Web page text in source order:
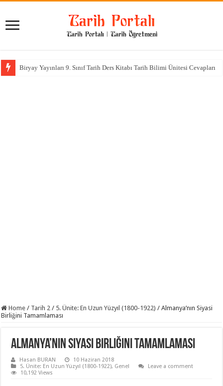
Biryay Yayınları 9. Sınıf Tarih Ders Kitabı Tarih Bilimi Ünitesi Cevapları
Home / Tarih 2 / 5. Ünite: En Uzun Yüzyıl (1800-1922) / Almanya’nın Siyasi
Birliğini Tamamlaması
Almanya’nın Siyasi Birliğini Tamamlaması
Hasan BURAN
10 Haziran 2018
5. Ünite: En Uzun Yüzyıl (1800-1922), Genel
Leave a comment
10,192 Views